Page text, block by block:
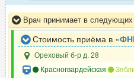
Врач принимает в следующих
Стоимость приёма в «
Ореховый б-р д. 28
Красногвардейская